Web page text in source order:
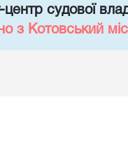
судової
з Котовський